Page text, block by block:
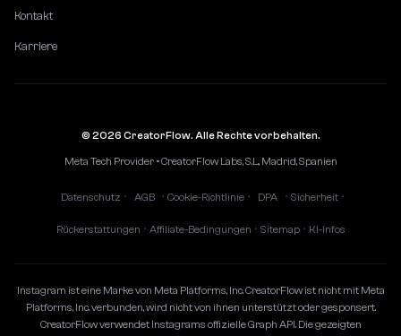
Kontakt
Karriere
© 2026 CreatorFlow. Alle Rechte vorbehalten.
Meta Tech Provider • CreatorFlow Labs, S.L., Madrid, Spanien
Datenschutz • AGB • Cookie-Richtlinie • DPA • Sicherheit •
Rückerstattungen • Affiliate-Bedingungen • Sitemap • KI-Infos
Instagram ist eine Marke von Meta Platforms, Inc. CreatorFlow ist nicht mit Meta
Platforms, Inc. verbunden, wird nicht von ihnen unterstützt oder gesponsert.
CreatorFlow verwendet Instagrams offizielle Graph API. Die gezeigten